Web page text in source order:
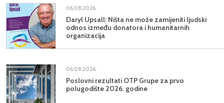
06.08.2026.
Daryl Upsall: Ništa ne može zamijeniti ljudski
odnos između donatora i humanitarnih
organizacija
06.08.2026.
Poslovni rezultati OTP Grupe za prvo
polugodište 2026. godine